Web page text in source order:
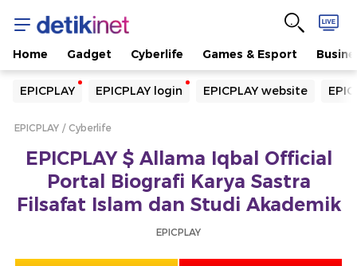
Home Gadget Cyberlife Games & Esport
EPICPLAY EPICPLAY login EPICPLAY website
Yang sedang ramai dicari
Loading...
Loading...
EPICPLAY Cyberlife
EPICPLAY $ Allama Iqbal Official
Portal Biografi Karya Sastra
Filsafat Islam dan Studi Akademik
EPICPLAY